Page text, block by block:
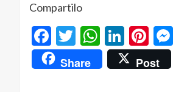
Compartilo
Facebook
Twitter
WhatsApp
LinkedIn
Share Post